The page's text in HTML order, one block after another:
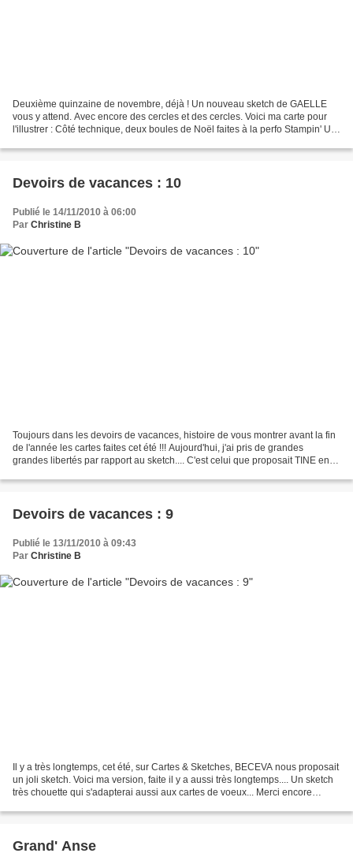
Deuxième quinzaine de novembre, déjà ! Un nouveau sketch de GAELLE
vous y attend. Avec encore des cercles et des cercles. Voici ma carte pour
l'illustrer : Côté technique, deux boules de Noël faites à la perfo Stampin' Up
Devoirs de vacances : 10
Publié le 14/11/2010 à 06:00
Par Christine B
Toujours dans les devoirs de vacances, histoire de vous montrer avant la fin
de l'année les cartes faites cet été !!! Aujourd'hui, j'ai pris de grandes
grandes libertés par rapport au sketch.... C'est celui que proposait TINE en
Devoirs de vacances : 9
Publié le 13/11/2010 à 09:43
Par Christine B
Il y a très longtemps, cet été, sur Cartes & Sketches, BECEVA nous proposait
un joli sketch. Voici ma version, faite il y a aussi très longtemps.... Un sketch
très chouette qui s'adapterai aussi aux cartes de voeux... Merci encore
Grand' Anse